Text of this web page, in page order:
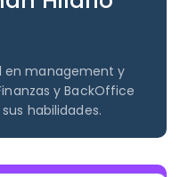
en management y
y BackOffice
habilidades.